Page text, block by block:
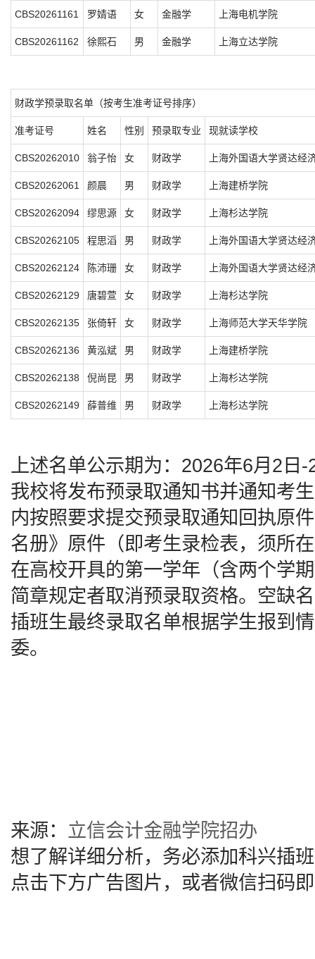
CBS20261161 罗婧语 女 金融学 上海电机学院
CBS20261162 徐熙石 男 金融学 上海立达学院
财政学预录取名单（按考生准考证号排序）
准考证号 姓名 性别 预录取专业 现就读学校
CBS20262010 翁子怡 女 财政学 上海外国语大学贤达经
CBS20262061 颜晨 男 财政学 上海建桥学院
CBS20262094 缪思源 女 财政学 上海杉达学院
CBS20262105 程思滔 男 财政学 上海外国语大学贤达经
CBS20262124 陈沛珊 女 财政学 上海外国语大学贤达经
CBS20262129 唐碧萱 女 财政学 上海杉达学院
CBS20262135 张倚轩 女 财政学 上海师范大学天华学院
CBS20262136 黄泓斌 男 财政学 上海建桥学院
CBS20262138 倪尚昆 男 财政学 上海杉达学院
CBS20262149 薛普维 男 财政学 上海杉达学院
上述名单公示期为：2026年6月2
我校将发布预录取通知书并通知考
内按照要求提交预录取通知回执原
名册》原件（即考生录检表，须所
在高校开具的第一学年（含两个学
简章规定者取消预录取资格。空缺
插班生最终录取名单根据学生报到
委。
来源： 立信会计金融学院招办
想了解详细分析，务必添加科兴插
点击下方广告图片，或者微信扫码